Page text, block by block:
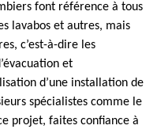
font référence à tous
lavabos et autres, mais
c’est-à-dire les
et
d’une installation de
spécialistes comme le
projet, faites confiance à